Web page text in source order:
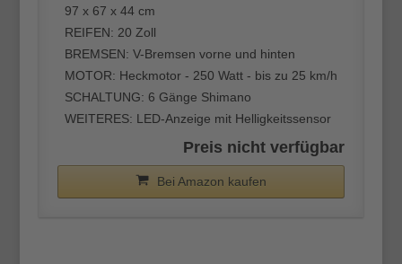
97 x 67 x 44 cm
REIFEN: 20 Zoll
BREMSEN: V-Bremsen vorne und hinten
MOTOR: Heckmotor - 250 Watt - bis zu 25 km/h
SCHALTUNG: 6 Gänge Shimano
WEITERES: LED-Anzeige mit Helligkeitssensor
Preis nicht verfügbar
Bei Amazon kaufen